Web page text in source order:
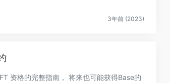
3年前 (2023)
资格的完整指南， 将来也可能获得Base的